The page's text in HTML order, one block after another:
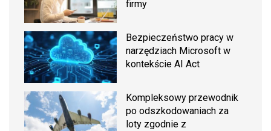
firmy
Bezpieczeństwo pracy w
narzędziach Microsoft w
kontekście AI Act
Kompleksowy przewodnik
po odszkodowaniach za
loty zgodnie z